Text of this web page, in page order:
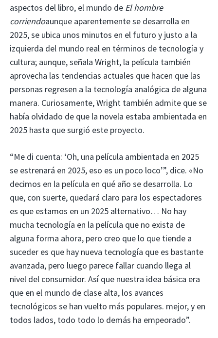
aspectos del libro, el mundo de El hombre
corriendoaunque aparentemente se desarrolla en
2025, se ubica unos minutos en el futuro y justo a la
izquierda del mundo real en términos de tecnología y
cultura; aunque, señala Wright, la película también
aprovecha las tendencias actuales que hacen que las
personas regresen a la tecnología analógica de alguna
manera. Curiosamente, Wright también admite que se
había olvidado de que la novela estaba ambientada en
2025 hasta que surgió este proyecto.
“Me di cuenta: ‘Oh, una película ambientada en 2025
se estrenará en 2025, eso es un poco loco’”, dice. «No
decimos en la película en qué año se desarrolla. Lo
que, con suerte, quedará claro para los espectadores
es que estamos en un 2025 alternativo… No hay
mucha tecnología en la película que no exista de
alguna forma ahora, pero creo que lo que tiende a
suceder es que hay nueva tecnología que es bastante
avanzada, pero luego parece fallar cuando llega al
nivel del consumidor. Así que nuestra idea básica era
que en el mundo de clase alta, los avances
tecnológicos se han vuelto más populares. mejor, y en
todos lados, todo todo lo demás ha empeorado”.